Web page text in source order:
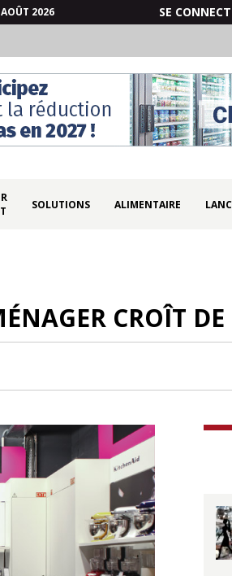
2026 SE
SOLUTIONS ALIMENTAIRE
CROÎT